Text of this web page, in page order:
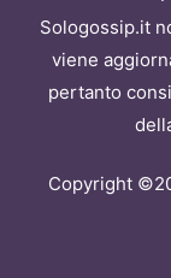
Sologossip.it
viene
pertanto
Copyright